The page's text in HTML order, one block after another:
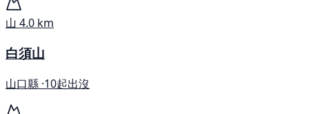
山 4.0 km
白須山
山口縣 ·10起出沒